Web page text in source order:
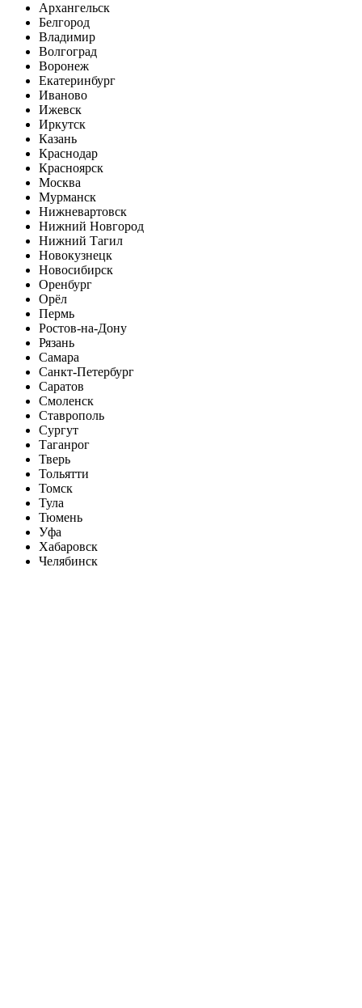
Архангельск
Белгород
Владимир
Волгоград
Воронеж
Екатеринбург
Иваново
Ижевск
Иркутск
Казань
Краснодар
Красноярск
Москва
Мурманск
Нижневартовск
Нижний Новгород
Нижний Тагил
Новокузнецк
Новосибирск
Оренбург
Орёл
Пермь
Ростов-на-Дону
Рязань
Самара
Санкт-Петербург
Саратов
Смоленск
Ставрополь
Сургут
Таганрог
Тверь
Тольятти
Томск
Тула
Тюмень
Уфа
Хабаровск
Челябинск